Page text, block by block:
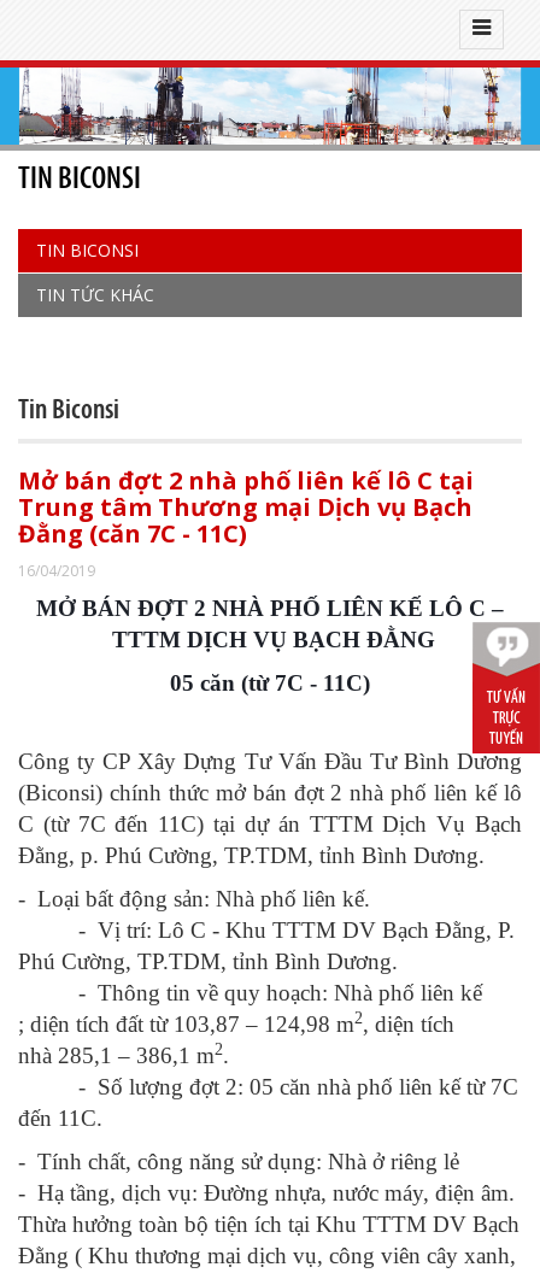
TIN BICONSI
TIN BICONSI
TIN TỨC KHÁC
Tin Biconsi
Mở bán đợt 2 nhà phố liên kế lô C tại
Trung tâm Thương mại Dịch vụ Bạch
Đằng (căn 7C - 11C)
16/04/2019
MỞ BÁN ĐỢT 2 NHÀ PHỐ LIÊN KẾ LÔ C–
TTTM DỊCH VỤ BẠCH ĐẰNG
05 căn (từ 7C - 11C)
Công ty CP Xây Dựng Tư Vấn Đầu Tư Bình Dương
(Biconsi) chính thức mở bán đợt2 nhàphố liên kế lô
C (từ 7C đến 11C)tại dự án TTTM Dịch Vụ Bạch
Đằng, p. Phú Cường, TP.TDM, tỉnh Bình Dương.
- Loại bất động sản: Nhà phố liên kế.
- Vị trí: Lô C - Khu TTTM DV Bạch Đằng, P.
Phú Cường, TP.TDM, tỉnh Bình Dương.
- Thông tin về quy hoạch: Nhà phố liên kế
; diện tích đất từ 103,87 – 124,98 m2, diện tích
nhà 285,1 – 386,1 m2.
- Số lượng đợt 2: 05 căn nhà phố liên kếtừ 7C
đến 11C.
- Tính chất, công năng sử dụng: Nhà ở riêng lẻ
- Hạ tầng, dịch vụ: Đường nhựa, nước máy, điện âm.
Thừa hưởng toàn bộ tiện ích tại Khu TTTM DV Bạch
Đằng ( Khu thương mại dịch vụ, công viên cây xanh,